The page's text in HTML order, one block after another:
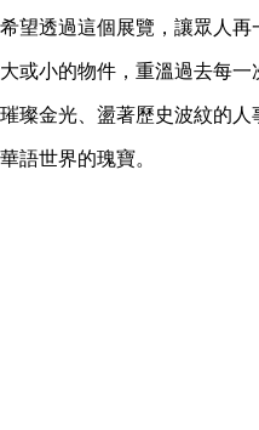
希望透過這個展覽，讓眾人
大或小的物件，重溫過去每
璀璨金光、盪著歷史波紋的
華語世界的瑰寶。